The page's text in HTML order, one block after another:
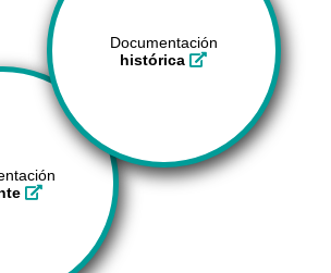
Documentación
histórica